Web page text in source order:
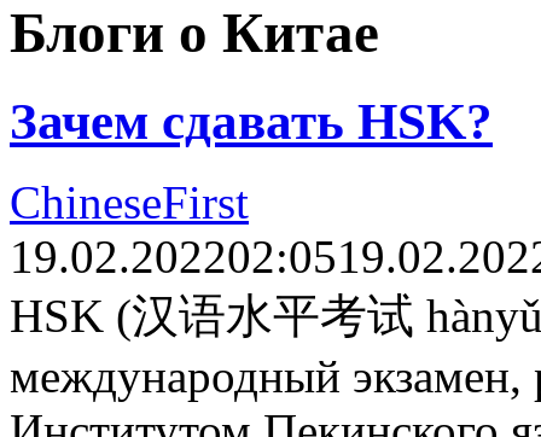
Блоги о Китае
Зачем сдавать HSK?
ChineseFirst
19.02.202202:05
HSK (汉语水平考试
международный экзамен,